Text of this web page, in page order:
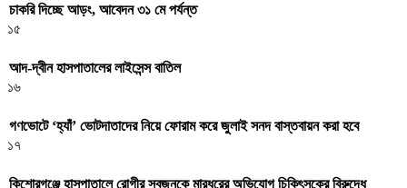
চাকরি দিচ্ছে আড়ং, আবেদন ৩১ মে পর্যন্ত
১৫
আদ-দ্বীন হাসপাতালের লাইসেন্স বাতিল
১৬
গণভোটে ‘হ্যাঁ’ ভোটদাতাদের নিয়ে ফোরাম করে জুলাই সনদ বাস্তবায়ন করা হবে
১৭
কিশোরগঞ্জে হাসপাতালে রোগীর স্বজনকে মারধরের অভিযোগ চিকিৎসকের বিরুদ্ধে